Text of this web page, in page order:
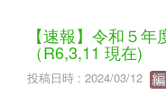
【速報】令和５
（R6,3,11 現在)
投稿日時 : 2024/03/12